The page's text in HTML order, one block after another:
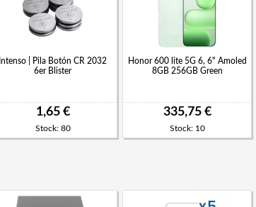
Intenso | Pila Botón CR 2032
6er Blister
1,65 €
Stock: 80
Honor 600 lite 5G 6, 6" Amoled
8GB 256GB Green
335,75 €
Stock: 10